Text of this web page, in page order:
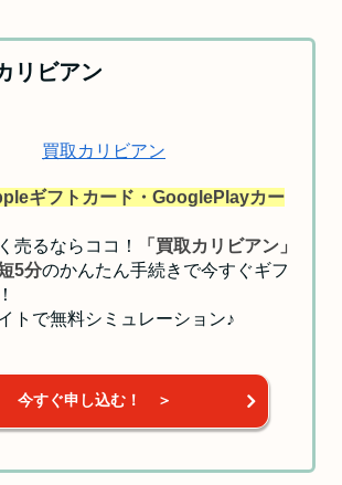
リビアン
ギフトカード・GooglePlayカー
売るならココ！
「買取カリビアン」
5分のかんたん手続きで今すぐギフ
トで無料シミュレーション♪
今すぐ申し込む！ ＞